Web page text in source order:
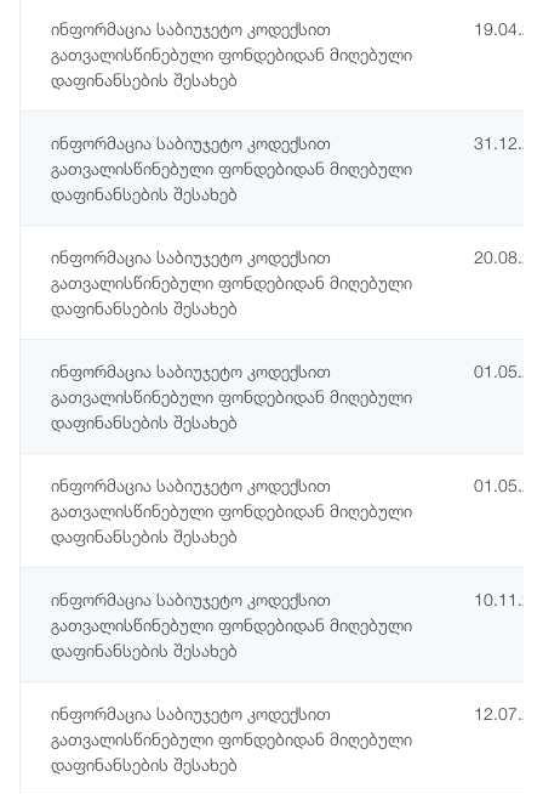
ინფორმაცია საბიუჯეტო კოდექსით
გათვალისწინებული ფონდებიდან მიღებული
დაფინანსების შესახებ
ინფორმაცია საბიუჯეტო კოდექსით
გათვალისწინებული ფონდებიდან მიღებული
დაფინანსების შესახებ
ინფორმაცია საბიუჯეტო კოდექსით
გათვალისწინებული ფონდებიდან მიღებული
დაფინანსების შესახებ
ინფორმაცია საბიუჯეტო კოდექსით
გათვალისწინებული ფონდებიდან მიღებული
დაფინანსების შესახებ
ინფორმაცია საბიუჯეტო კოდექსით
გათვალისწინებული ფონდებიდან მიღებული
დაფინანსების შესახებ
ინფორმაცია საბიუჯეტო კოდექსით
გათვალისწინებული ფონდებიდან მიღებული
დაფინანსების შესახებ
ინფორმაცია საბიუჯეტო კოდექსით
გათვალისწინებული ფონდებიდან მიღებული
დაფინანსების შესახებ